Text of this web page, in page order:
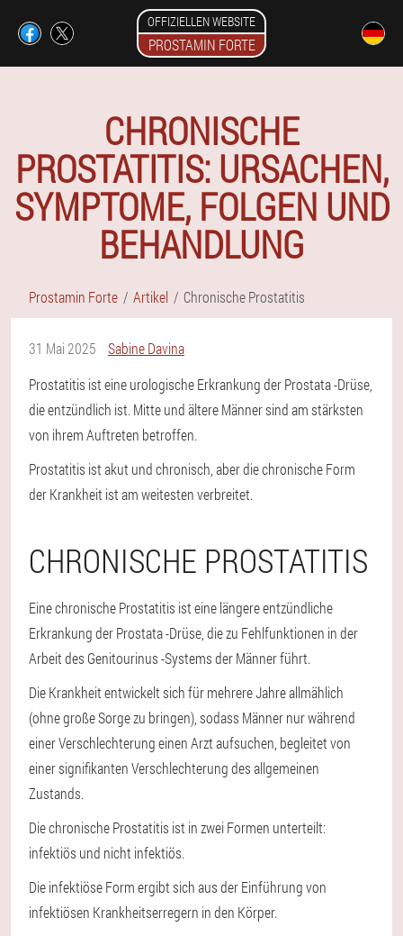
OFFIZIELLEN WEBSITE
PROSTAMIN FORTE
CHRONISCHE
PROSTATITIS: URSACHEN,
SYMPTOME, FOLGEN UND
BEHANDLUNG
Prostamin Forte Artikel Chronische Prostatitis
31 Mai 2025
Sabine Davina
Prostatitis ist eine urologische Erkrankung der Prostata -Drüse,
die entzündlich ist. Mitte und ältere Männer sind am stärksten
von ihrem Auftreten betroffen.
Prostatitis ist akut und chronisch, aber die chronische Form
der Krankheit ist am weitesten verbreitet.
CHRONISCHE PROSTATITIS
Eine chronische Prostatitis ist eine längere entzündliche
Erkrankung der Prostata -Drüse, die zu Fehlfunktionen in der
Arbeit des Genitourinus -Systems der Männer führt.
Die Krankheit entwickelt sich für mehrere Jahre allmählich
(ohne große Sorge zu bringen), sodass Männer nur während
einer Verschlechterung einen Arzt aufsuchen, begleitet von
einer signifikanten Verschlechterung des allgemeinen
Zustands.
Die chronische Prostatitis ist in zwei Formen unterteilt:
infektiös und nicht infektiös.
Die infektiöse Form ergibt sich aus der Einführung von
infektiösen Krankheitserregern in den Körper.